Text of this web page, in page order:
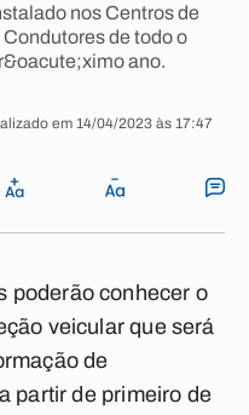
nos Centros de
de todo o
ano.
em 14/04/2023 às 17:47
poderão conhecer o
veicular que será
de
partir de primeiro de